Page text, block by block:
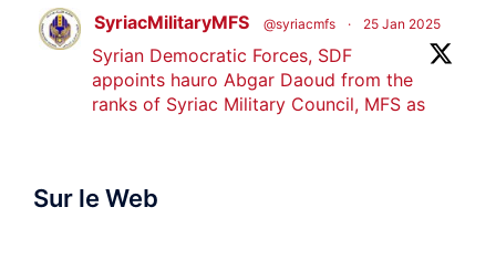
SyriacMilitaryMFS @syriacmfs · 25 Jan 2025
Syrian Democratic Forces, SDF
appoints hauro Abgar Daoud from the
ranks of Syriac Military Council, MFS as
ܟܫܝܪܘܬܐ ܒܘܠܝܬܐ ܚܘܪܐ ܐܒܓܪ
Sur le Web